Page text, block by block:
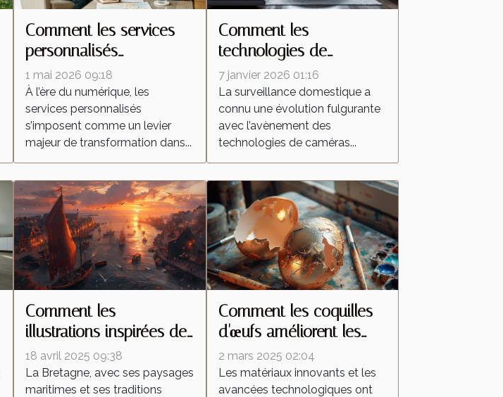
Comment les services
personnalisés
redéfinissent les attentes
dans l'industrie
1 mai 2026 09:18
À l’ère du numérique, les
services personnalisés
s’imposent comme un levier
majeur de transformation dans...
Comment les
technologies de
caméras espion
transforment la
surveillance domestique
?
7 janvier 2026 01:16
La surveillance domestique a
connu une évolution fulgurante
avec l’avènement des
technologies de caméras...
Comment les
illustrations inspirées de
la Bretagne célèbrent la
culture régionale
18 avril 2025 09:38
La Bretagne, avec ses paysages
maritimes et ses traditions
Comment les coquilles
d'œufs améliorent les
peintures réfléchissantes
2 mars 2025 02:04
Les matériaux innovants et les
avancées technologiques ont